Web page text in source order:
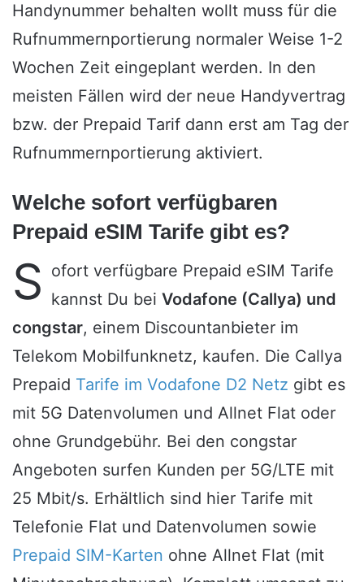
Handynummer behalten wollt muss für die
Rufnummernportierung normaler Weise 1-2
Wochen Zeit eingeplant werden. In den
meisten Fällen wird der neue Handyvertrag
bzw. der Prepaid Tarif dann erst am Tag der
Rufnummernportierung aktiviert.
Welche sofort verfügbaren
Prepaid eSIM Tarife gibt es?
S ofort verfügbare Prepaid eSIM Tarife
kannst Du bei Vodafone (Callya) und
congstar, einem Discountanbieter im
Telekom Mobilfunknetz, kaufen. Die Callya
Prepaid Tarife im Vodafone D2 Netz gibt es
mit 5G Datenvolumen und Allnet Flat oder
ohne Grundgebühr. Bei den congstar
Angeboten surfen Kunden per 5G/LTE mit
25 Mbit/s. Erhältlich sind hier Tarife mit
Telefonie Flat und Datenvolumen sowie
Prepaid SIM-Karten ohne Allnet Flat (mit